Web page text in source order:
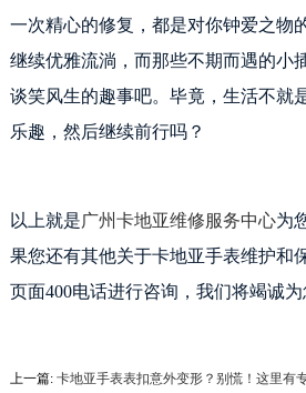
一次精心的修复，都是对你钟爱之
继续优雅流淌，而那些不期而遇的小
谈笑风生的趣事吧。毕竟，生活不就
乐趣，然后继续前行吗？
以上就是广州卡地亚维修服务中心为
果您还有其他关于卡地亚手表维护和
页面400电话进行咨询，我们将竭诚为
上一篇: 卡地亚手表表扣意外变形？别慌！这里有